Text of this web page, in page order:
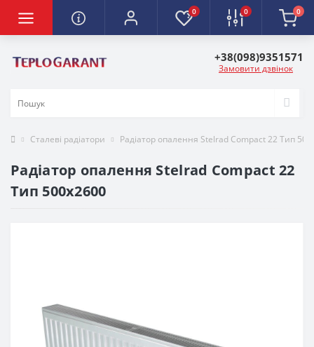
0 0 0
+38(098)9351571
Замовити дзвінок
Сталеві радіатори Радіатор опалення Stelrad Compact 22 Тип
Радіатор опалення Stelrad Compact 22
Тип 500х2600